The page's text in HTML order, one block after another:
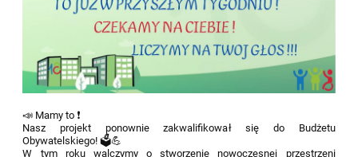
📣 Mamy to ❗
Nasz projekt ponownie zakwalifikował się do Budżetu
Obywatelskiego! 🗳💪
W tym roku walczymy o stworzenie nowoczesnej przestrzeni